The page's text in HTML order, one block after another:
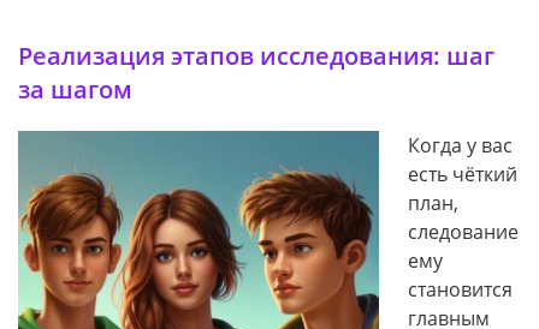
Реализация этапов исследования: шаг
за шагом
Когда у вас
есть чёткий
план,
следование
ему
становится
главным